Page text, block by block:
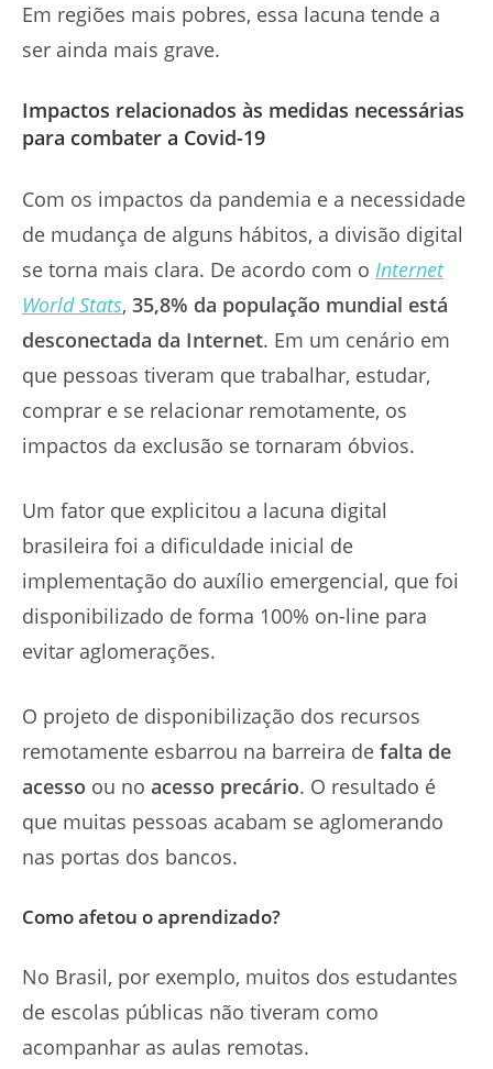
Em regiões mais pobres, essa lacuna tende a
ser ainda mais grave.
Impactos relacionados às medidas necessárias
para combater a Covid-19
Com os impactos da pandemia e a necessidade
de mudança de alguns hábitos, a divisão digital
se torna mais clara. De acordo com o Internet
World Stats, 35,8% da população mundial está
desconectada da Internet. Em um cenário em
que pessoas tiveram que trabalhar, estudar,
comprar e se relacionar remotamente, os
impactos da exclusão se tornaram óbvios.
Um fator que explicitou a lacuna digital
brasileira foi a dificuldade inicial de
implementação do auxílio emergencial, que foi
disponibilizado de forma 100% on-line para
evitar aglomerações.
O projeto de disponibilização dos recursos
remotamente esbarrou na barreira de falta de
acesso ou no acesso precário. O resultado é
que muitas pessoas acabam se aglomerando
nas portas dos bancos.
Como afetou o aprendizado?
No Brasil, por exemplo, muitos dos estudantes
de escolas públicas não tiveram como
acompanhar as aulas remotas.